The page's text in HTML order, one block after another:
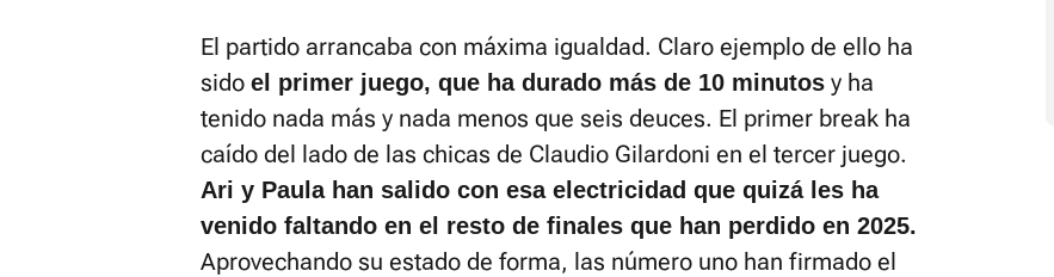
El partido arrancaba con máxima igualdad. Claro ejemplo de ello ha
sido el primer juego, que ha durado más de 10 minutos y ha
tenido nada más y nada menos que seis deuces. El primer break ha
caído del lado de las chicas de Claudio Gilardoni en el tercer juego.
Ari y Paula han salido con esa electricidad que quizá les ha
venido faltando en el resto de finales que han perdido en 2025.
Aprovechando su estado de forma, las número uno han firmado el